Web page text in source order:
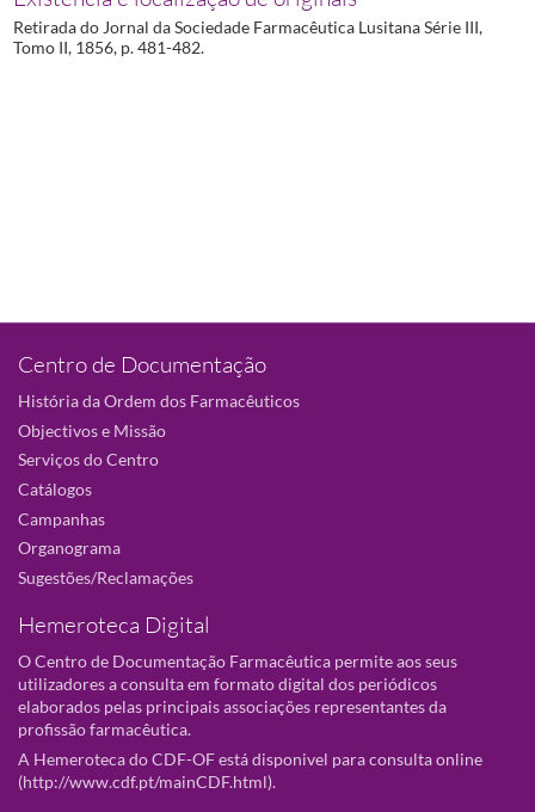
Retirada do Jornal da Sociedade Farmacêutica Lusitana Série III,
Tomo II, 1856, p. 481-482.
Centro de Documentação
História da Ordem dos Farmacêuticos
Objectivos e Missão
Serviços do Centro
Catálogos
Campanhas
Organograma
Sugestões/Reclamações
Hemeroteca Digital
O Centro de Documentação Farmacêutica permite aos seus
utilizadores a consulta em formato digital dos periódicos
elaborados pelas principais associações representantes da
profissão farmacêutica.
A Hemeroteca do CDF-OF está disponivel para consulta online
(http://www.cdf.pt/mainCDF.html).